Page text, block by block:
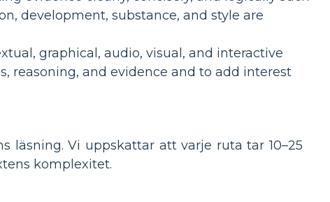
development, substance, and style are
graphical, audio, visual, and interactive
reasoning, and evidence and to add interest
läsning. Vi uppskattar att varje ruta tar 10–25
komplexitet.